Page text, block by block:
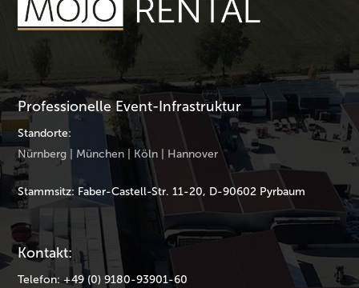
Professionelle Event-Infrastruktur
Standorte:
Nürnberg | München | Köln | Hannover
Stammsitz: Faber-Castell-Str. 11-20, D-90602 Pyrbaum
Kontakt:
Telefon: +49 (0) 9180-93901-60